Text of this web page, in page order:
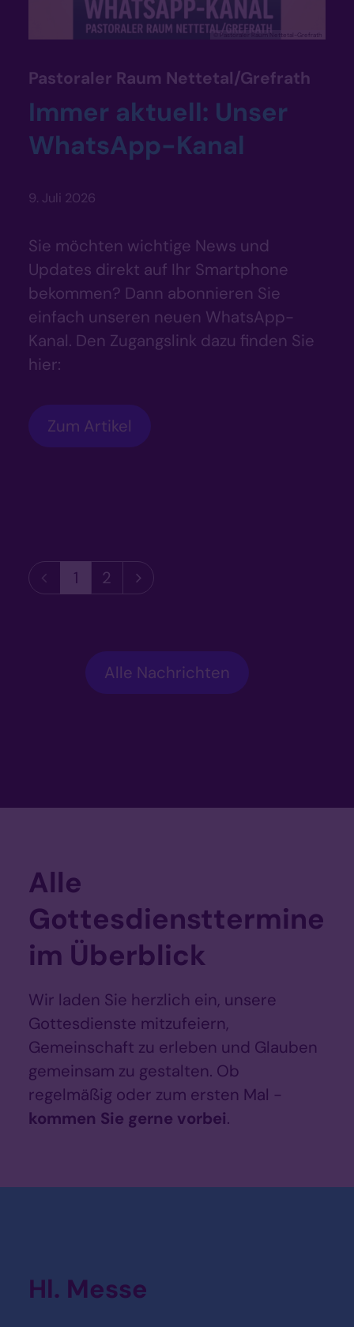
© Pastoraler Raum Nettetal-Grefrath
Pastoraler Raum Nettetal/Grefrath
Immer aktuell: Unser
WhatsApp-Kanal
9. Juli 2026
Sie möchten wichtige News und
Updates direkt auf Ihr Smartphone
bekommen? Dann abonnieren Sie
einfach unseren neuen WhatsApp-
Kanal. Den Zugangslink dazu finden Sie
hier:
Zum Artikel
Vorherige Seite
1 2 Nächste Seite
Alle Nachrichten
Alle
Gottesdiensttermine
im Überblick
Wir laden Sie herzlich ein, unsere
Gottesdienste mitzufeiern,
Gemeinschaft zu erleben und Glauben
gemeinsam zu gestalten. Ob
regelmäßig oder zum ersten Mal -
kommen Sie gerne vorbei.
Hl. Messe